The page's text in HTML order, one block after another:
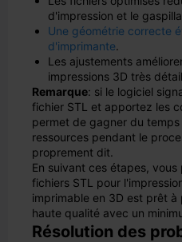
d'impression et le
Une géométrie correcte
d'imprimante.
Les ajustements
impressions 3D très
Remarque: si le logiciel
fichier STL et apportez les
permet de gagner du
ressources pendant le
proprement dit.
En suivant ces étapes,
fichiers STL pour
imprimable en 3D est prêt
haute qualité avec un
Résolution des